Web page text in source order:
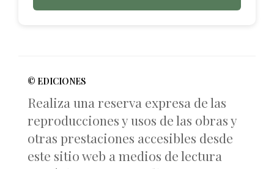
© EDICIONES
Realiza una reserva expresa de las
reproducciones y usos de las obras y
otras prestaciones accesibles desde
este sitio web a medios de lectura